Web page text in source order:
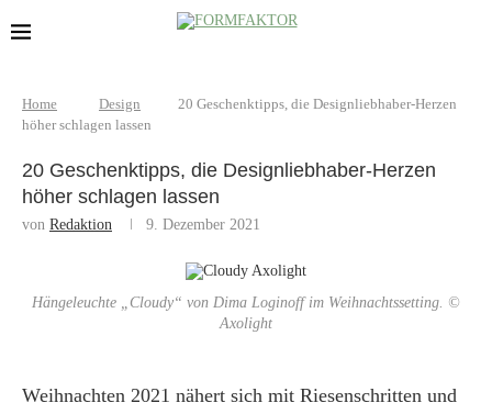
Home Design
20 Geschenktipps, die Designliebhaber-Herzen
höher schlagen lassen
20 Geschenktipps, die Designliebhaber-Herzen
höher schlagen lassen
von Redaktion 9. Dezember 2021
Hängeleuchte „Cloudy“ von Dima Loginoff im Weihnachtssetting. ©
Axolight
Weihnachten 2021 nähert sich mit Riesenschritten und